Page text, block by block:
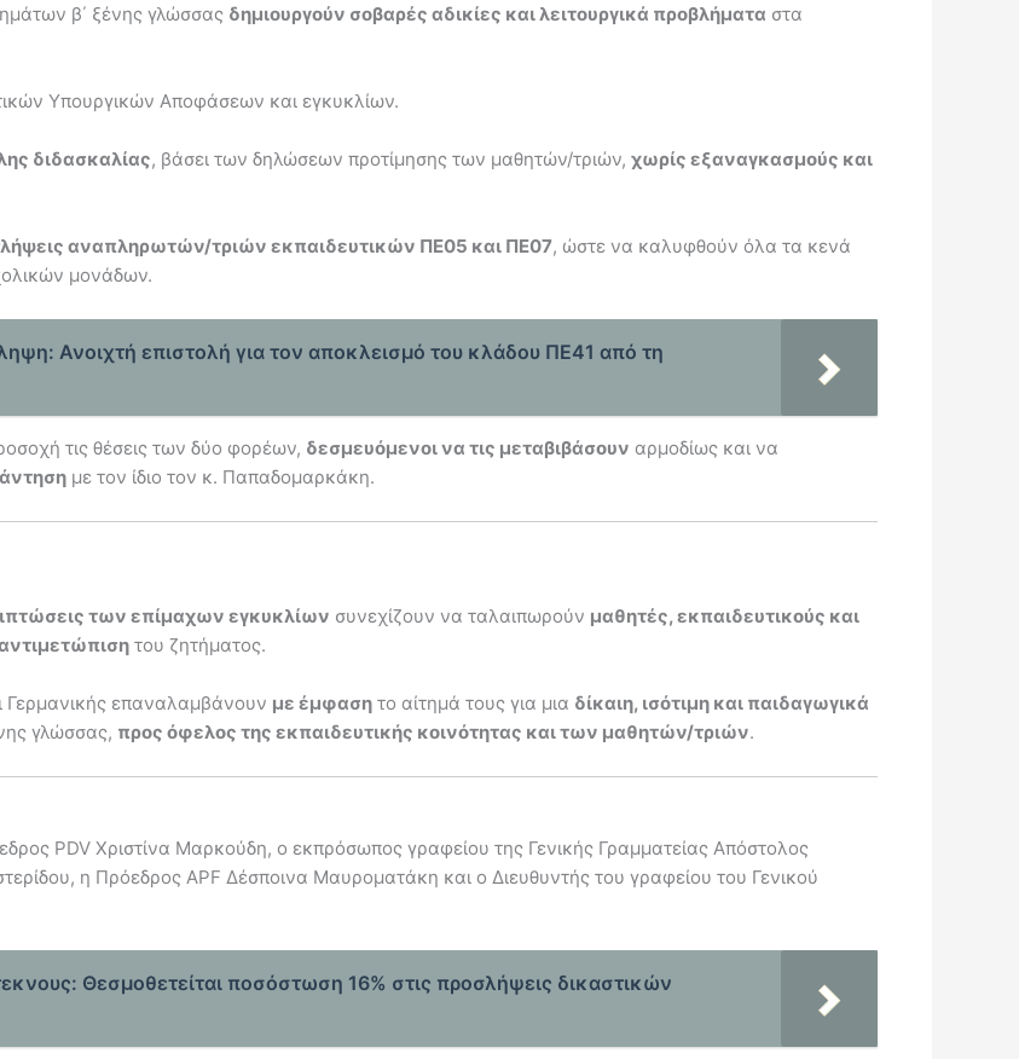
β΄ ξένης γλώσσας δημιουργούν σοβαρές αδικίες και λειτουργικά προβλήματα στα
Υπουργικών Αποφάσεων και εγκυκλίων.
διδασκαλίας, βάσει των δηλώσεων προτίμησης των μαθητών/τριών, χωρίς εξαναγκασμούς και
αναπληρωτών/τριών εκπαιδευτικών ΠΕ05 και ΠΕ07, ώστε να καλυφθούν όλα τα κενά
μονάδων.
Ανοιχτή επιστολή για τον αποκλεισμό του κλάδου ΠΕ41 από τη
τις θέσεις των δύο φορέων, δεσμευόμενοι να τις μεταβιβάσουν αρμοδίως και να
με τον ίδιο τον κ. Παπαδομαρκάκη.
των επίμαχων εγκυκλίων συνεχίζουν να ταλαιπωρούν μαθητές, εκπαιδευτικούς και
του ζητήματος.
Γερμανικής επαναλαμβάνουν με έμφαση το αίτημά τους για μια δίκαιη, ισότιμη και παιδαγωγικά
γλώσσας, προς όφελος της εκπαιδευτικής κοινότητας και των μαθητών/τριών.
PDV Χριστίνα Μαρκούδη, ο εκπρόσωπος γραφείου της Γενικής Γραμματείας Απόστολος
η Πρόεδρος APF Δέσποινα Μαυροματάκη και ο Διευθυντής του γραφείου του Γενικού
Θεσμοθετείται ποσόστωση 16% στις προσλήψεις δικαστικών